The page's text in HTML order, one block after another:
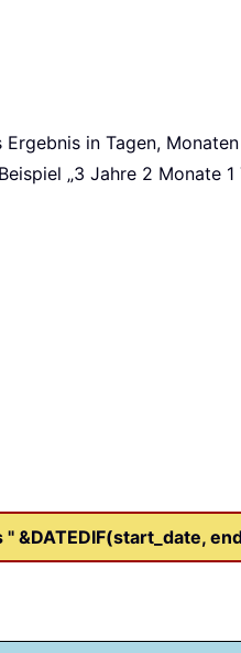
in Tagen,
„3 Jahre 2 Monate 1
&DATEDIF(start_date,